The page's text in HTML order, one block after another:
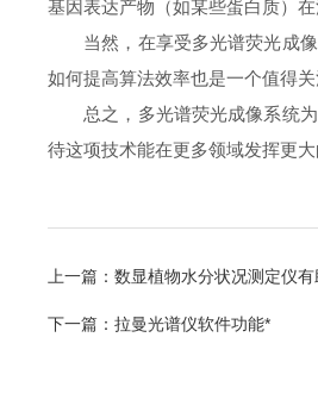
基因表达产物（如某些蛋白质）
当然，在享受多光谱荧光成像
如何提高算法效率也是一个值得
总之，多光谱荧光成像系统为
待这项技术能在更多领域发挥更
上一篇： 数显植物水分状况测定仪
下一篇： 拉曼光谱仪软件功能*